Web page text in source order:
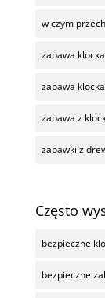
w czym
zabawa
zabawa
zabawa z
zabawki z
Często
bezpieczne
bezpieczne